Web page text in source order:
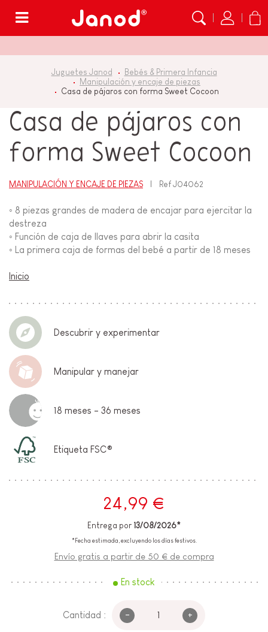
Juguetes Janod
Bebés & Primera Infancia
Manipulación y encaje de piezas
Casa de pájaros con forma Sweet Cocoon
Casa de pájaros con
forma Sweet Cocoon
MANIPULACIÓN Y ENCAJE DE PIEZAS RefJ04062
◦ 8 piezas grandes de madera de encajar para ejercitar la
destreza
◦ Función de caja de llaves para abrir la casita
◦ La primera caja de formas del bebé a partir de 18 meses
Inicio
Descubrir y experimentar
Manipular y manejar
18 meses - 36 meses
Etiqueta FSC®
24,99 €
Entrega por 13/08/2026*
*Fecha estimada, excluyendo los días festivos.
Envío gratis a partir de 50 € de compra
En stock
Cantidad : - +